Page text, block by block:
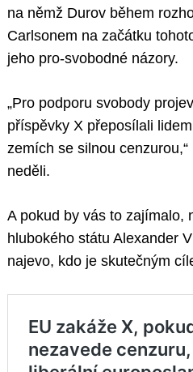
na němž Durov během
Carlsonem na začátku
jeho pro-svobodné názory.
„Pro podporu svobody
příspěvky X přeposílali
zemích se silnou
neděli.
A pokud by vás to zajímalo,
hlubokého státu Alexander
najevo, kdo je skutečným